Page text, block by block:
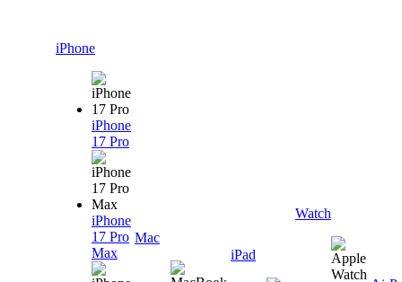
iPhone
iPhone
17 Pro
iPhone
17 Pro
Max
Mac
iPad
Watch